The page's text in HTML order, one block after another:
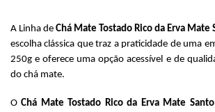
A Linha de Chá Mate Tostado Rico da Erva
escolha clássica que traz a praticidade de uma
250g e oferece uma opção acessível e de
do chá mate.
O Chá Mate Tostado Rico da Erva Mate